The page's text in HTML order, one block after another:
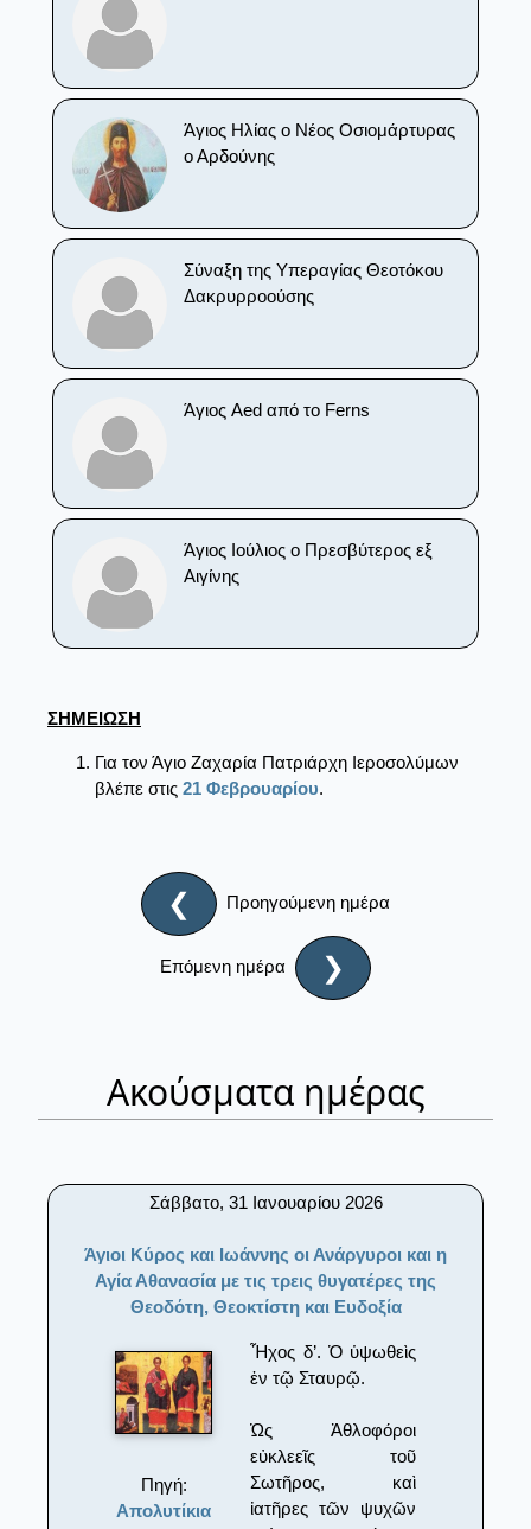
Άγιος Ηλίας ο Νέος Οσιομάρτυρας
ο Αρδούνης
Σύναξη της Υπεραγίας Θεοτόκου
Δακρυρροούσης
Άγιος Aed από το Ferns
Άγιος Ιούλιος ο Πρεσβύτερος εξ
Αιγίνης
ΣΗΜΕΙΩΣΗ
Για τον Άγιο Ζαχαρία Πατριάρχη Ιεροσολύμων
βλέπε στις 21 Φεβρουαρίου.
❮ Προηγούμενη ημέρα
Επόμενη ημέρα ❯
Ακούσματα ημέρας
Σάββατο, 31 Ιανουαρίου 2026
Άγιοι Κύρος και Ιωάννης οι Ανάργυροι και η
Αγία Αθανασία με τις τρεις θυγατέρες της
Θεοδότη, Θεοκτίστη και Ευδοξία
Πηγή:
Απολυτίκια
Ἦχος δ’. Ὁ ὑψωθεὶς
ἐν τῷ Σταυρῷ.
Ὡς Ἀθλοφόροι
εὐκλεεῖς τοῦ
Σωτῆρος, καὶ
ἰατῆρες τῶν ψυχῶν